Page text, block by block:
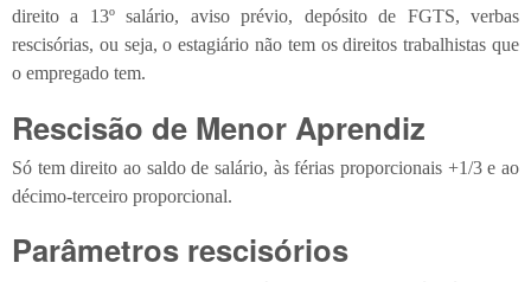
direito a 13º salário, aviso prévio, depósito de FGTS, verbas
rescisórias, ou seja, o estagiário não tem os direitos trabalhistas que
o empregado tem.
Rescisão de Menor Aprendiz
Só tem direito ao saldo de salário, às férias proporcionais +1/3 e ao
décimo-terceiro proporcional.
Parâmetros rescisórios